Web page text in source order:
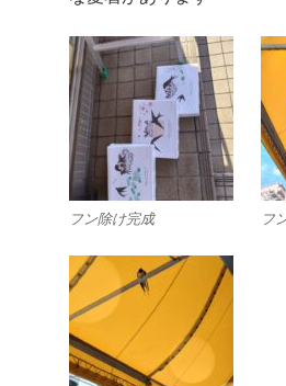
フン除け完成 フ